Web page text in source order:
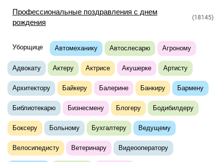
Профессиональные поздравления с днем
рождения
(18145)
Уборщице Автомеханику Автослесарю Агроному
Адвокату Актеру Актрисе Акушерке Артисту
Архитектору Байкеру Балерине Банкиру Бармену
Библиотекарю Бизнесмену Блогеру Бодибилдеру
Боксеру Больному Бухгалтеру Ведущему
Велосипедисту Ветеринару Видеооператору